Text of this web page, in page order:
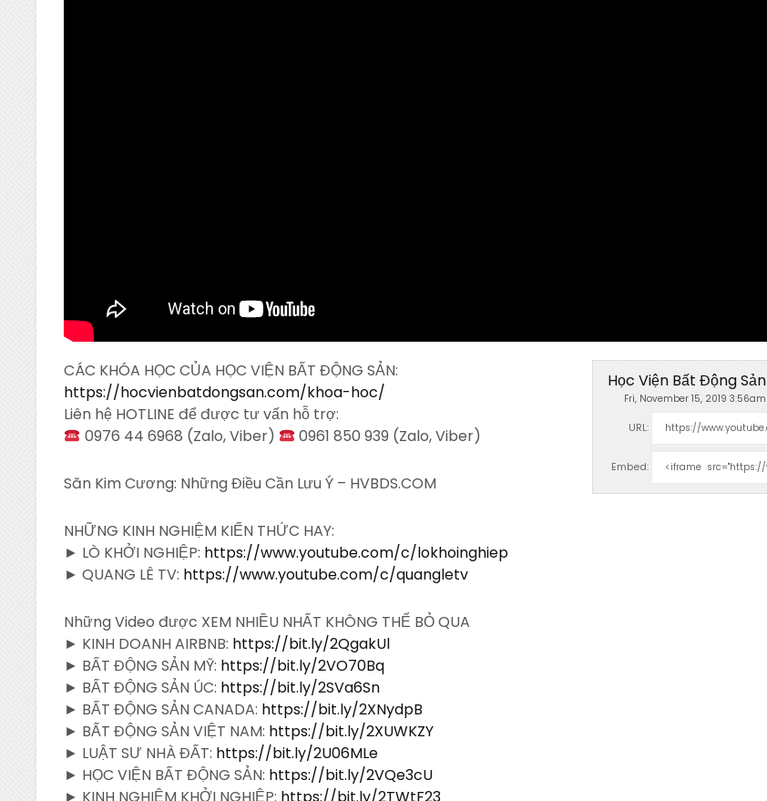
Học Viện Bất Động Sản
Fri, November 15, 2019 3:56am
URL:
Embed:
CÁC KHÓA HỌC CỦA HỌC VIỆN BẤT ĐỘNG SẢN:
https://hocvienbatdongsan.com/khoa-hoc/
Liên hệ HOTLINE để được tư vấn hỗ trợ:
0976 44 6968 (Zalo, Viber)
0961 850 939 (Zalo, Viber)
Săn Kim Cương: Những Điều Cần Lưu Ý – HVBDS.COM
NHỮNG KINH NGHIỆM KIẾN THỨC HAY:
► LÒ KHỞI NGHIỆP: https://www.youtube.com/c/lokhoinghiep
► QUANG LÊ TV: https://www.youtube.com/c/quangletv
Những Video được XEM NHIỀU NHẤT KHÔNG THỂ BỎ QUA
► KINH DOANH AIRBNB: https://bit.ly/2QgakUl
► BẤT ĐỘNG SẢN MỸ: https://bit.ly/2VO70Bq
► BẤT ĐỘNG SẢN ÚC: https://bit.ly/2SVa6Sn
► BẤT ĐỘNG SẢN CANADA: https://bit.ly/2XNydpB
► BẤT ĐỘNG SẢN VIỆT NAM: https://bit.ly/2XUWKZY
► LUẬT SƯ NHÀ ĐẤT: https://bit.ly/2U06MLe
► HỌC VIỆN BẤT ĐỘNG SẢN: https://bit.ly/2VQe3cU